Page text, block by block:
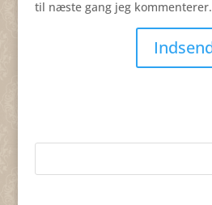
til næste gang jeg kommenterer.